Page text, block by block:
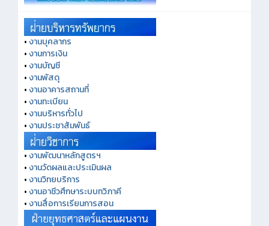
•งานบุคลากร
•งานการเงิน
•งานบัญชี
•งานพัสดุ
•งานอาคารสถานที่
•งานทะเบียน
•งานบริหารทั่วไป
•งานประชาสัมพันธ์
•งานพัฒนาหลักสูตรฯ
•งานวัดผลและประเมินผล
•งานวิทยบริการ
•งานอาชีวศึกษาระบบทวิภาคี
•งานสื่อการเรียนการสอน